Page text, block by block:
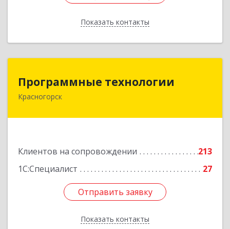
Показать контакты
Назад
Программные технологии
Красногорск
Клиентов на сопровождении
213
1С:Специалист
27
Отправить заявку
Показать контакты
143408, Московская обл, Красногорский р-н,
Отправить заявку
Назад